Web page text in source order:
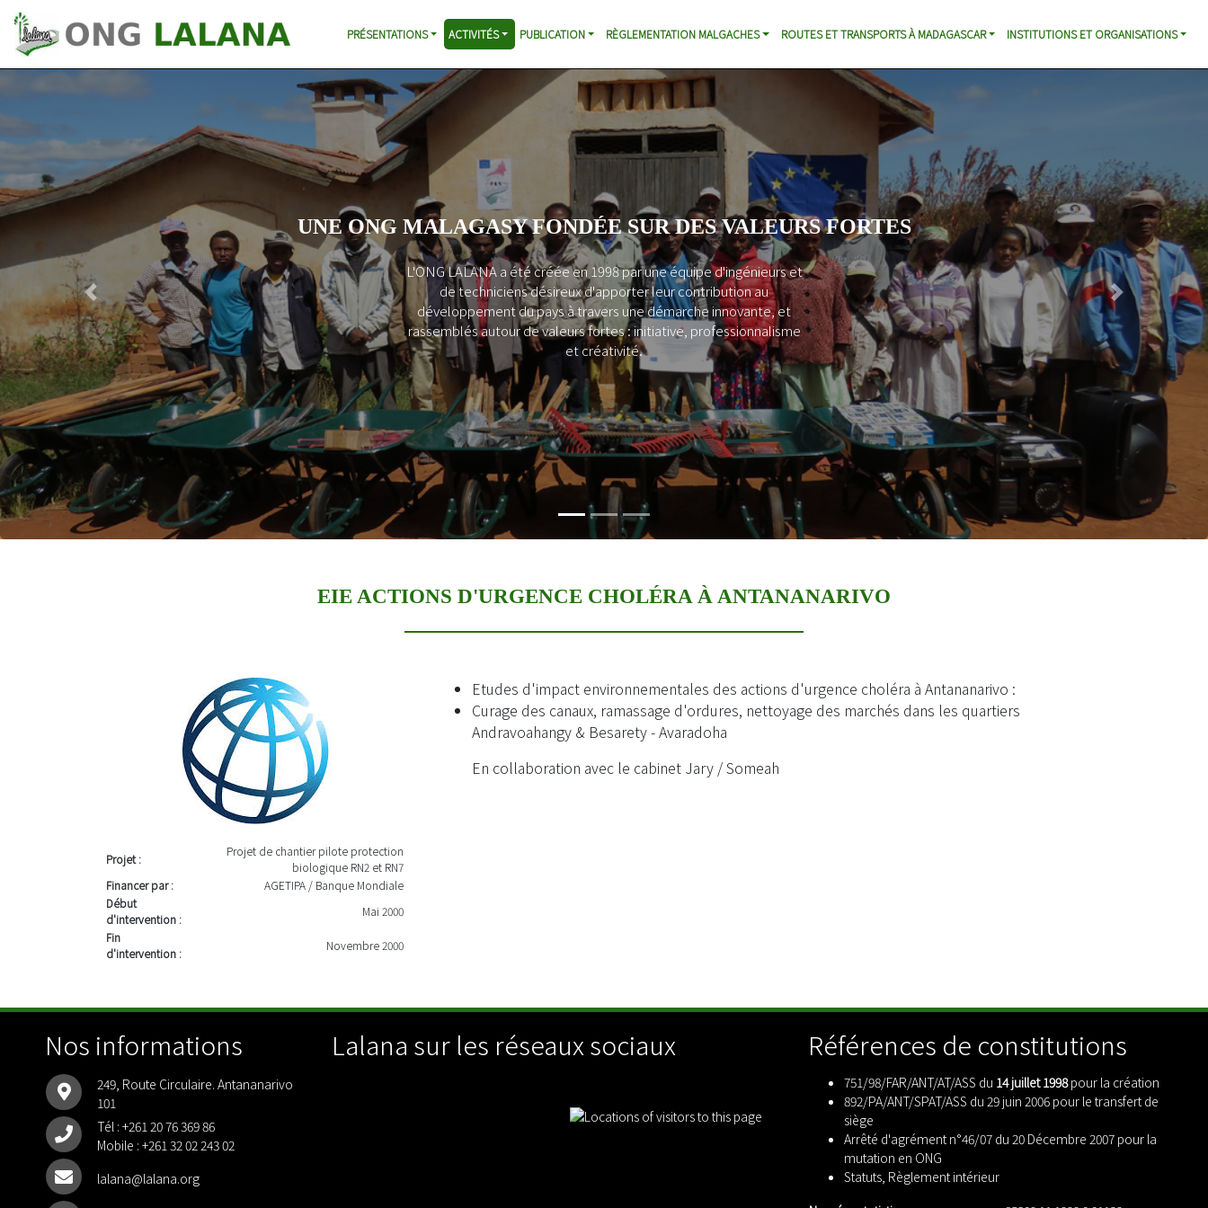
PRÉSENTATIONS ACTIVITÉS PUBLICATION RÈGLEMENTATION MALGACHES ROUTES ET TRANSPORTS À MADAGASCAR INSTITUTIONS ET ORGANISATIONS
UNE ONG MALAGASY FONDÉE SUR DES VALEURS FORTES
L'ONG LALANA a été créée en 1998 par une équipe d'ingénieurs et
de techniciens désireux d'apporter leur contribution au
développement du pays à travers une démarche innovante, et
rassemblés autour de valeurs fortes : initiative, professionnalisme
et créativité.
Previous Next
EIE ACTIONS D'URGENCE CHOLÉRA À ANTANANARIVO
Projet :
Projet de chantier pilote protection
biologique RN2 et RN7
Financer par :
AGETIPA / Banque Mondiale
Début
d'intervention :
Mai 2000
Fin
d'intervention :
Novembre 2000
Etudes d'impact environnementales des actions d'urgence choléra à Antananarivo :
Curage des canaux, ramassage d'ordures, nettoyage des marchés dans les quartiers
Andravoahangy & Besarety - Avaradoha
En collaboration avec le cabinet Jary / Someah
Nos informations
249, Route Circulaire. Antananarivo
101
Tél : +261 20 76 369 86
Mobile : +261 32 02 243 02
lalana@lalana.org
Lalana sur les réseaux sociaux Références de constitutions
751/98/FAR/ANT/AT/ASS du 14 juillet 1998pour la création
892/PA/ANT/SPAT/ASS du 29 juin 2006 pour le transfert de
siège
Arrêté d'agrément n°46/07 du 20 Décembre 2007 pour la
mutation en ONG
Statuts, Règlement intérieur